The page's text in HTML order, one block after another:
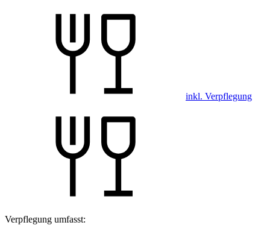
inkl. Verpflegung
Verpflegung umfasst: